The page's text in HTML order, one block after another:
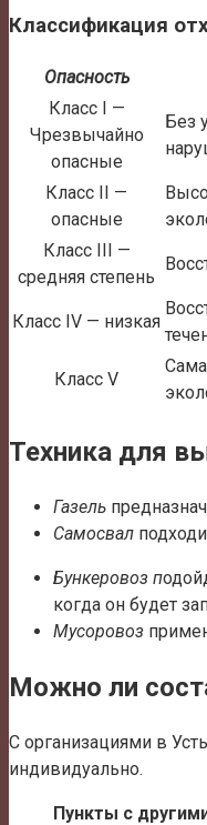
Классификация
Опасность
Класс I —
Чрезвычайно
опасные
Без
Класс II —
опасные
Класс III —
средняя степень
Класс IV — низкая
Класс V
Техника для
Газель
Самосвал
Бункеровоз п
когда он будет
Мусоровоз
Можно ли
С организациями в
индивидуально.
Пункты с